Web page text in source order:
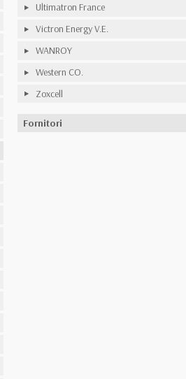
Ultimatron France
Victron Energy V.E.
WANROY
Western CO.
Zoxcell
Fornitori